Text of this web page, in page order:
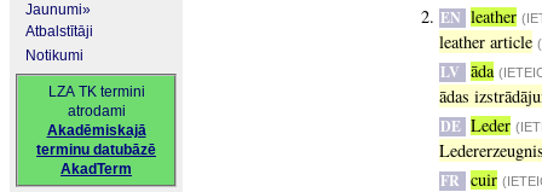
Jaunumi»
Atbalstītāji
Notikumi
LZA TK termini
atrodami
Akadēmiskajā
terminu datubāzē
AkadTerm
EN leather
leather article
LV āda
ādas
DE Leder
FR cuir